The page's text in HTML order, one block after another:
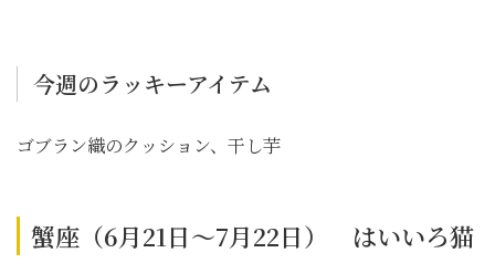
今週のラッキーアイテム
ゴブラン織のクッション、干し芋
蟹座（6月21日～7月22日） はいいろ猫